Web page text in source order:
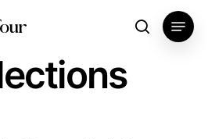
search
Menu